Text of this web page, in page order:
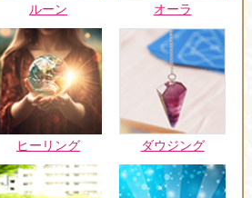
ルーン オーラ
ヒーリング ダウジング